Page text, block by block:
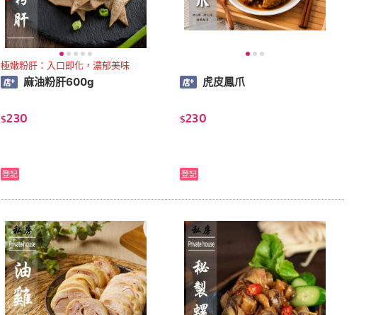
極嫩粉肝：入口即化，濃郁美味
麻油粉肝600g
$230
登記
虎皮鳳爪
$230
登記